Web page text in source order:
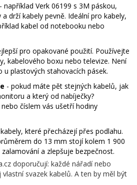
- například Verk 06199 s 3M páskou,
drží kabely pevně. Ideální pro kabely,
kabel od notebooku nebo
pro opakované použití. Používejte
kabelového boxu nebo televize. Není
plastových stahovacích pásek.
- pokud máte pět stejných kabelů, jak
a který od nabíječky?
číslem vás ušetří hodiny
které přecházejí přes podlahu.
do 13 mm stojí kolem 1 900
a zlepšuje bezpečnost.
doporučují: každé nářadí nebo
svazek kabelů. A ten by měl být